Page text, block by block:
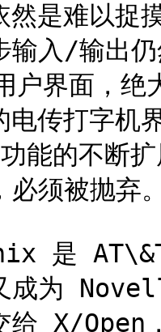
是难以捉
输入/输出
户界面，
传打字机
能的不断
必须被抛弃
是
成为
给 X/Open